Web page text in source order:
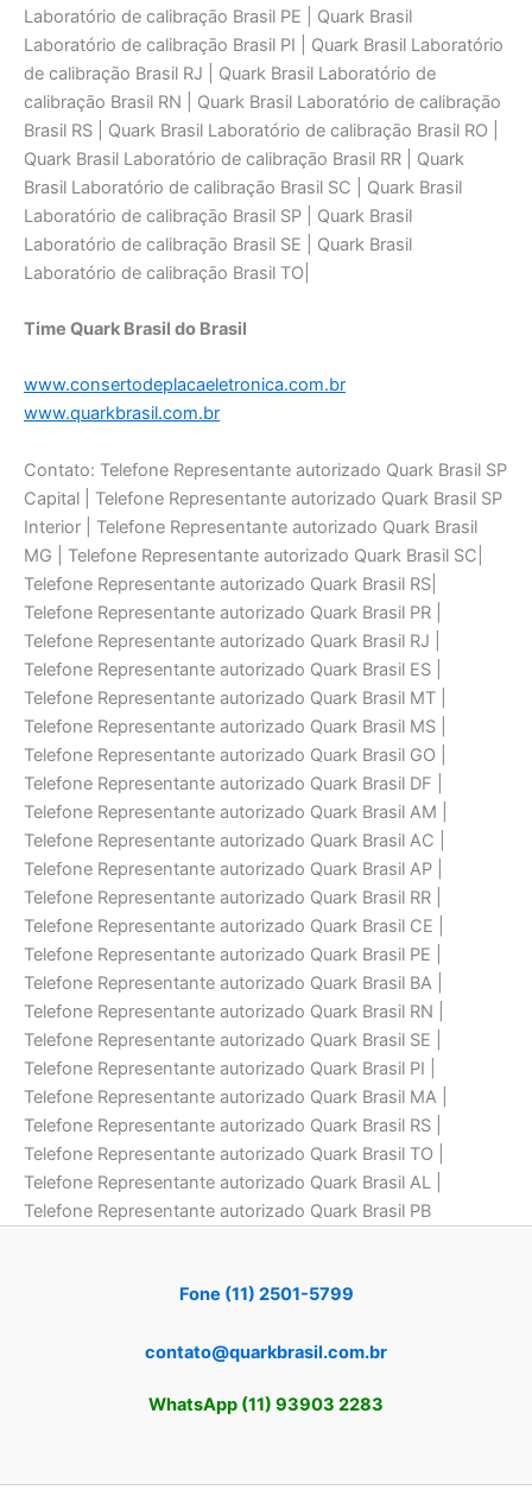
Laboratório de calibraçāo Brasil PE | Quark Brasil
Laboratório de calibraçāo Brasil PI | Quark Brasil Laboratório
de calibraçāo Brasil RJ | Quark Brasil Laboratório de
calibraçāo Brasil RN | Quark Brasil Laboratório de calibraçāo
Brasil RS | Quark Brasil Laboratório de calibraçāo Brasil RO |
Quark Brasil Laboratório de calibraçāo Brasil RR | Quark
Brasil Laboratório de calibraçāo Brasil SC | Quark Brasil
Laboratório de calibraçāo Brasil SP | Quark Brasil
Laboratório de calibraçāo Brasil SE | Quark Brasil
Laboratório de calibraçāo Brasil TO|
Time Quark Brasil do Brasil
www.consertodeplacaeletronica.com.br
www.quarkbrasil.com.br
Contato: Telefone Representante autorizado Quark Brasil SP
Capital | Telefone Representante autorizado Quark Brasil SP
Interior | Telefone Representante autorizado Quark Brasil
MG | Telefone Representante autorizado Quark Brasil SC|
Telefone Representante autorizado Quark Brasil RS|
Telefone Representante autorizado Quark Brasil PR |
Telefone Representante autorizado Quark Brasil RJ |
Telefone Representante autorizado Quark Brasil ES |
Telefone Representante autorizado Quark Brasil MT |
Telefone Representante autorizado Quark Brasil MS |
Telefone Representante autorizado Quark Brasil GO |
Telefone Representante autorizado Quark Brasil DF |
Telefone Representante autorizado Quark Brasil AM |
Telefone Representante autorizado Quark Brasil AC |
Telefone Representante autorizado Quark Brasil AP |
Telefone Representante autorizado Quark Brasil RR |
Telefone Representante autorizado Quark Brasil CE |
Telefone Representante autorizado Quark Brasil PE |
Telefone Representante autorizado Quark Brasil BA |
Telefone Representante autorizado Quark Brasil RN |
Telefone Representante autorizado Quark Brasil SE |
Telefone Representante autorizado Quark Brasil PI |
Telefone Representante autorizado Quark Brasil MA |
Telefone Representante autorizado Quark Brasil RS |
Telefone Representante autorizado Quark Brasil TO |
Telefone Representante autorizado Quark Brasil AL |
Telefone Representante autorizado Quark Brasil PB
Fone (11) 2501-5799
contato@quarkbrasil.com.br
WhatsApp (11) 93903 2283